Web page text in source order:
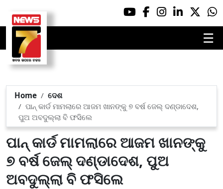
☰
Home
ଦେଶ
ପାନ୍ କାର୍ଡ ମାମଲାରେ ଆଜମ ଖାନଙ୍କୁ ୭ ବର୍ଷ ଜେଲ୍ ଦଣ୍ଡାଦେଶ,
ପୁଅ ଅବଦୁଲ୍ଲା ବି ଫସିଲେ
ପାନ୍ କାର୍ଡ ମାମଲାରେ ଆଜମ ଖାନଙ୍କୁ
୭ ବର୍ଷ ଜେଲ୍ ଦଣ୍ଡାଦେଶ, ପୁଅ
ଅବଦୁଲ୍ଲା ବି ଫସିଲେ